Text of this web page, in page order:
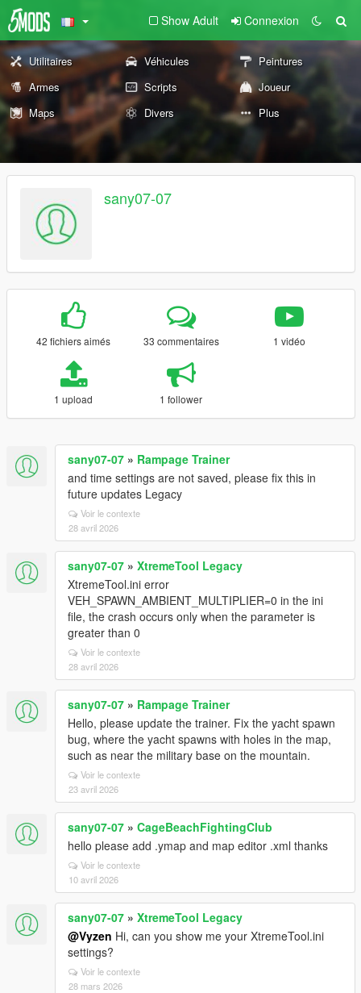
Show Adult Connexion
Utilitaires Véhicules
Peintures
Armes
Scripts
Joueur
Maps
Divers Plus
sany07-07
42 fichiers aimés 33 commentaires 1 vidéo
1 upload 1 follower
sany07-07 » Rampage Trainer
and time settings are not saved, please fix this in
future updates Legacy
Voir le contexte
28 avril 2026
sany07-07 » XtremeTool Legacy
XtremeTool.ini error
VEH_SPAWN_AMBIENT_MULTIPLIER=0 in the ini
file, the crash occurs only when the parameter is
greater than 0
Voir le contexte
28 avril 2026
sany07-07 » Rampage Trainer
Hello, please update the trainer. Fix the yacht spawn
bug, where the yacht spawns with holes in the map,
such as near the military base on the mountain.
Voir le contexte
23 avril 2026
sany07-07 » CageBeachFightingClub
hello please add .ymap and map editor .xml thanks
Voir le contexte
10 avril 2026
sany07-07 » XtremeTool Legacy
@Vyzen Hi, can you show me your XtremeTool.ini
settings?
Voir le contexte
28 mars 2026